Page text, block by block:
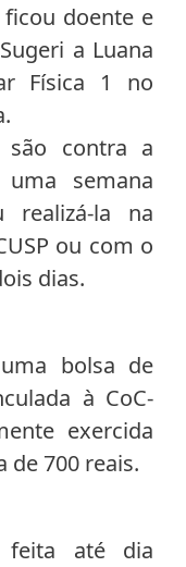
doente e
a Luana
Física 1 no
contra a
semana
realizá-la na
ou com o
dias.
bolsa de
à CoC-
exercida
de 700 reais.
feita até dia